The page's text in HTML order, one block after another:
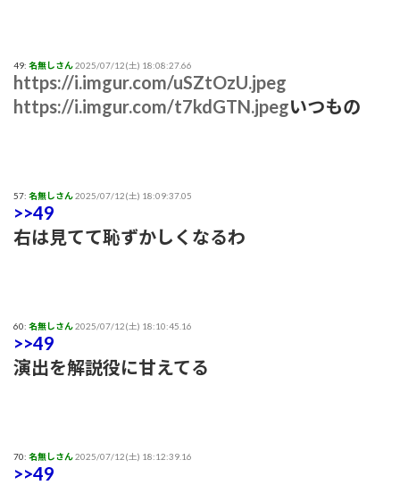
49: 名無しさん2025/07/12(土) 18:08:27.66
https://i.imgur.com/uSZtOzU.jpeg
https://i.imgur.com/t7kdGTN.jpegいつもの
57: 名無しさん2025/07/12(土) 18:09:37.05
>>49
右は見てて恥ずかしくなるわ
60: 名無しさん2025/07/12(土) 18:10:45.16
>>49
演出を解説役に甘えてる
70: 名無しさん2025/07/12(土) 18:12:39.16
>>49